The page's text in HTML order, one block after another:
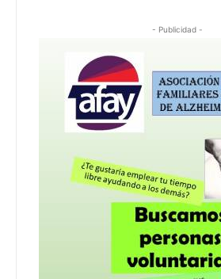
- Publicidad -